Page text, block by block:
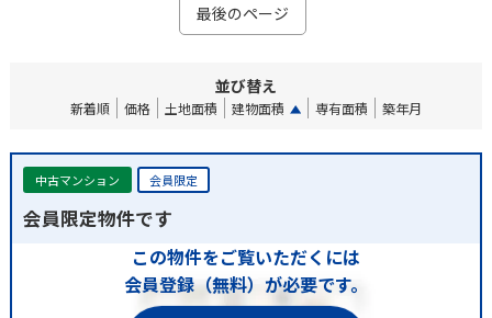
最後のページ
並び替え
新着順 価格 土地面積 建物面積 専有面積 築年月
中古マンション 会員限定
会員限定物件です
この物件をご覧いただくには
会員登録（無料）が必要です。